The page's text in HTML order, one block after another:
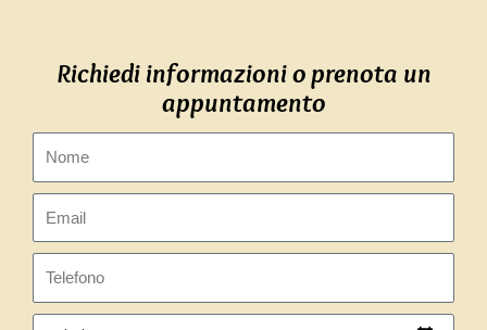
o
k
-
g
r
a
m
Richiedi informazioni o prenota un
appuntamento
Nome
Telefono